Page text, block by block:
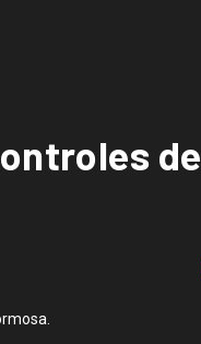
de